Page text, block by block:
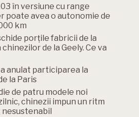
în versiune cu range
poate avea o autonomie de
km
porțile fabricii de la
de la Geely. Ce va
anulat participarea la
la Paris
de patru modele noi
chinezii impun un ritm